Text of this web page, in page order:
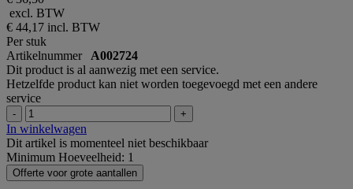
excl. BTW
€ 44,17 incl. BTW
Per stuk
Artikelnummer A002724
Dit product is al aanwezig met een service.
Hetzelfde product kan niet worden toegevoegd met een andere
service
- +
In winkelwagen
Dit artikel is momenteel niet beschikbaar
Minimum Hoeveelheid: 1
Offerte voor grote aantallen